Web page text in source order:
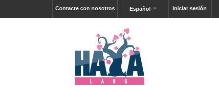
Iniciar sesión
Español
Contacte con nosotros